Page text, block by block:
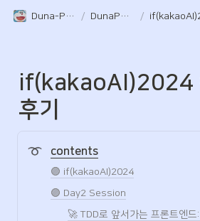
Duna-Pocket / DunaPocket /
if(kakaoAI)2024
후기
contents
🟣 if(kakaoAI)2024
🟣 Day2 Session